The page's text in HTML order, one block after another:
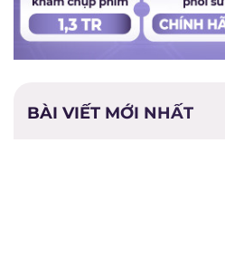
BÀI VIẾT MỚI NHẤT